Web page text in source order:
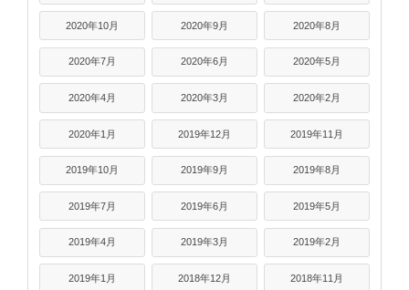
2020年10月 2020年9月 2020年8月
2020年7月 2020年6月 2020年5月
2020年4月 2020年3月 2020年2月
2020年1月 2019年12月 2019年11月
2019年10月 2019年9月 2019年8月
2019年7月 2019年6月 2019年5月
2019年4月 2019年3月 2019年2月
2019年1月 2018年12月 2018年11月